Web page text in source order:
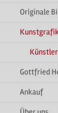
Originale
Gottfried
Ankauf